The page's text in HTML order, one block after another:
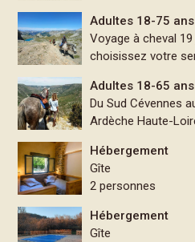
Adultes 18-75
Voyage à cheval
choisissez votre
Adultes 18-65 ans
Du Sud Cévennes
Ardèche Haute-
Hébergement
Gîte
2 personnes
Hébergement
Gîte